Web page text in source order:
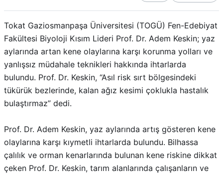
Tokat Gaziosmanpaşa Üniversitesi (TOGÜ) Fen-Edebiyat
Fakültesi Biyoloji Kısım Lideri Prof. Dr. Adem Keskin; yaz
aylarında artan kene olaylarına karşı korunma yolları ve
yanlışsız müdahale teknikleri hakkında ihtarlarda
bulundu. Prof. Dr. Keskin, “Asıl risk sırt bölgesindeki
tükürük bezlerinde, kalan ağız kesimi çoklukla hastalık
bulaştırmaz” dedi.
Prof. Dr. Adem Keskin, yaz aylarında artış gösteren kene
olaylarına karşı kıymetli ihtarlarda bulundu. Bilhassa
çalılık ve orman kenarlarında bulunan kene riskine dikkat
çeken Prof. Dr. Keskin, tarım alanlarında çalışanların ve